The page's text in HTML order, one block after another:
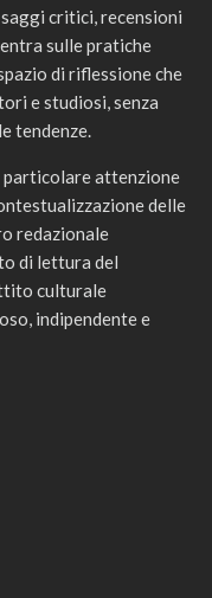
critici, recensioni
sulle pratiche
di riflessione che
e studiosi, senza
tendenze.
attenzione
delle
redazionale
di lettura del
culturale
indipendente e